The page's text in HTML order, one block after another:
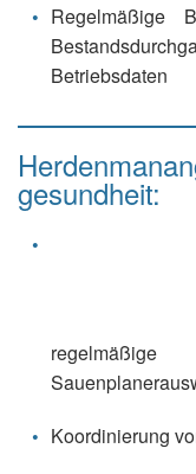
Regelmäßige
Betriebsdaten
gesundheit:
Koordinierung